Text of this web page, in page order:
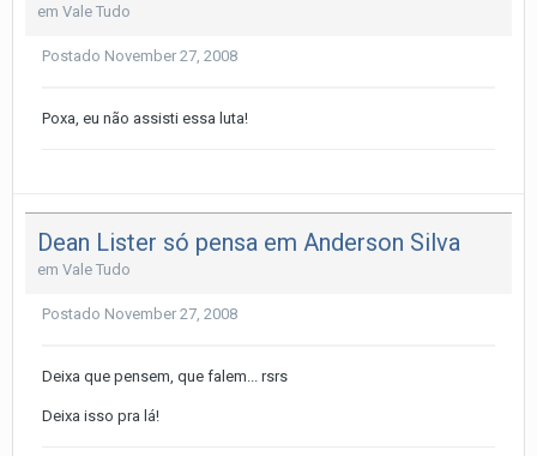
em Vale Tudo
Postado November 27, 2008
Poxa, eu não assisti essa luta!
Dean Lister só pensa em Anderson Silva
em Vale Tudo
Postado November 27, 2008
Deixa que pensem, que falem... rsrs
Deixa isso pra lá!